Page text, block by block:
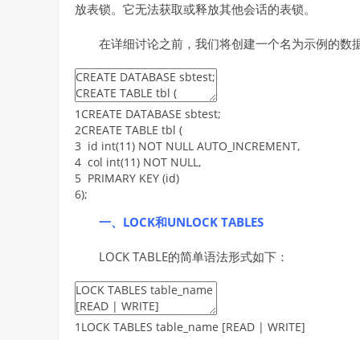
放表锁。它无法获取或释放其他会话的表锁。
在详细讨论之前，我们将创建一个名为示例的
1
2
3
4
5
6
CREATE DATABASE sbtest;
CREATE TABLE tbl (
id int(11) NOT NULL AUTO_INCREMENT,
col int(11) NOT NULL,
PRIMARY KEY (id)
);
一、LOCK和UNLOCK TABLES
LOCK TABLE的简单语法形式如下：
1 LOCK TABLES table name [READ | WRITE]